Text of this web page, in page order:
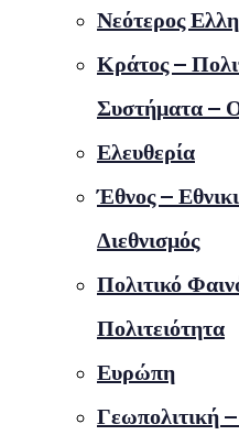
Νεότερος
Κράτος –
Συστήματα –
Ελευθερία
Έθνος –
Διεθνισμός
Πολιτικό
Πολιτειότητα
Ευρώπη
Γεωπολιτική